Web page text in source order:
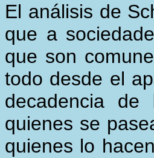
El análisis de
que a
que son
todo desde el
decadencia
quienes se
quienes lo